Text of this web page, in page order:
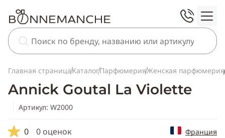
Главная страницаКаталогПарфюмерияЖенская парфюмерия
Annick Goutal La Violette
Артикул: W2000
0 0 оценок Франция